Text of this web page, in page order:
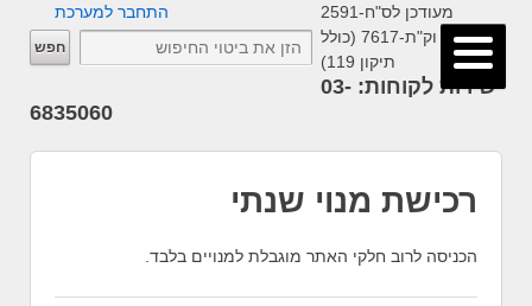
התחבר למערכת
מעודכן לס"ח-2591
וק"ת-7617 (כולל
תיקון 119)
שירות לקוחות: 03-
6835060
רכישת מנוי שנתי
הכניסה לרוב חלקי האתר מוגבלת למנויים בלבד.